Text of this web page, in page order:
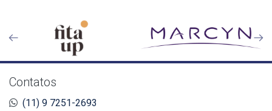
Contatos
(11) 9 7251-2693